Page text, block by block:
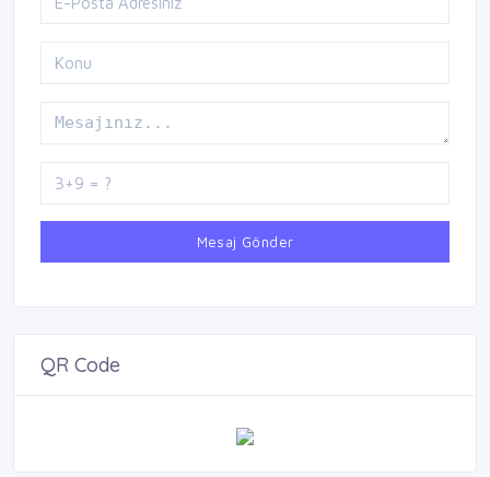
Mesaj Gönder
QR Code